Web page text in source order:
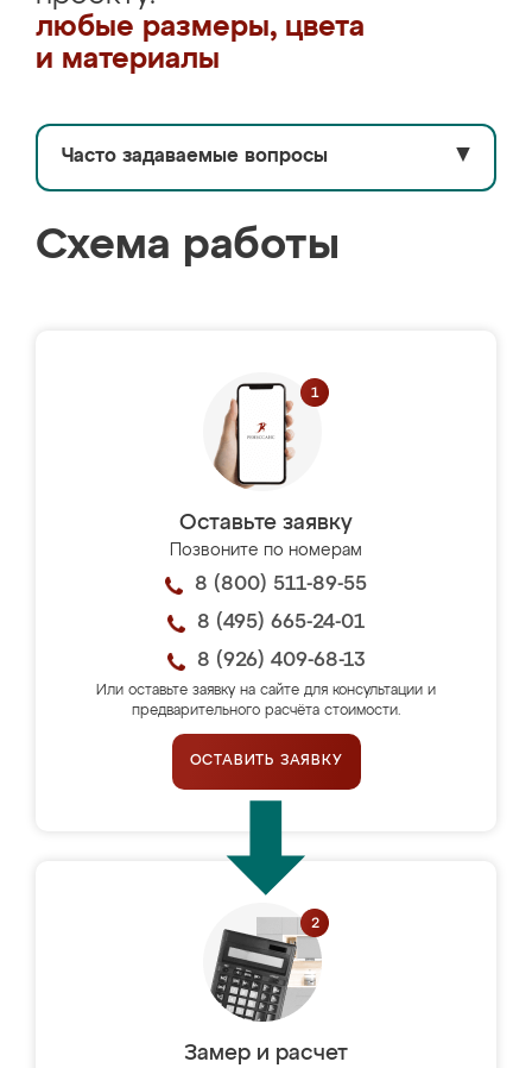
любые размеры, цвета
и материалы
Часто задаваемые вопросы ▼
Схема работы
Оставьте заявку
Позвоните по номерам
8 (800) 511-89-55
8 (495) 665-24-01
8 (926) 409-68-13
Или оставьте заявку на сайте для консультации и
предварительного расчёта стоимости.
ОСТАВИТЬ ЗАЯВКУ
Замер и расчет